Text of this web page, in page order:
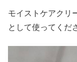
モイストケアクリ
として使ってくだ